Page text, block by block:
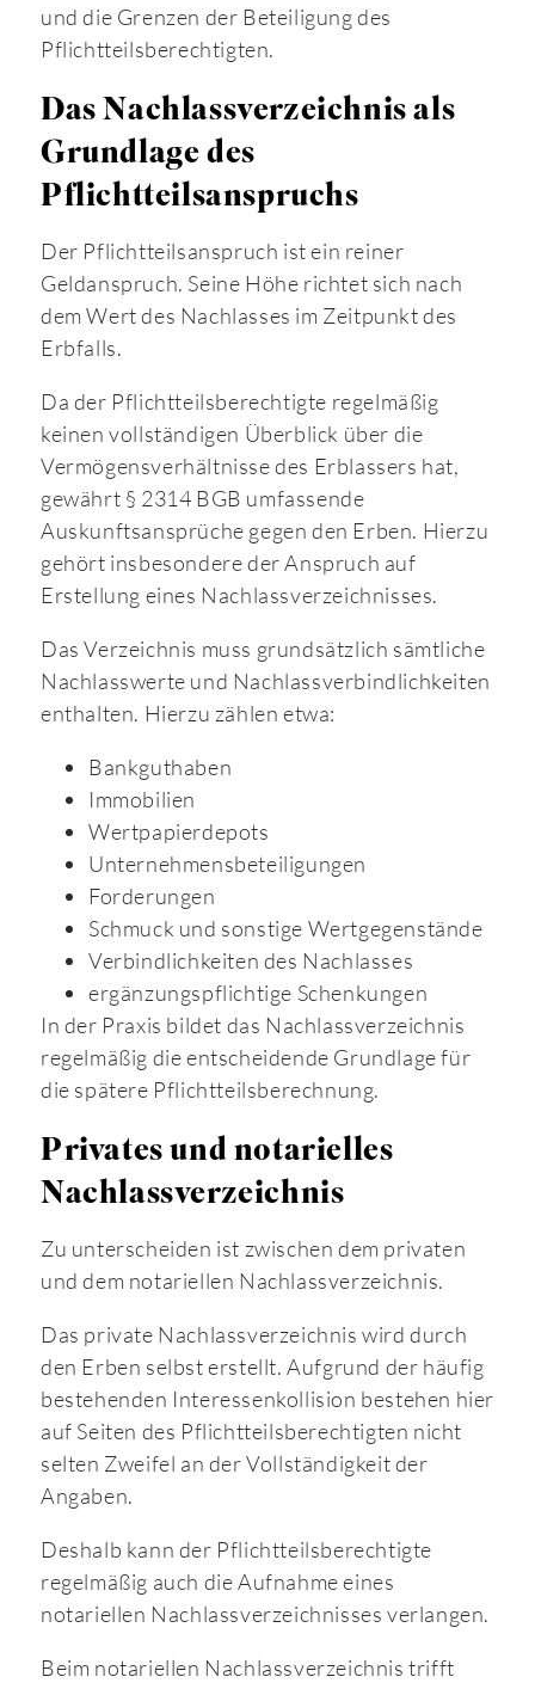
und die Grenzen der Beteiligung des
Pflichtteilsberechtigten.
Das Nachlassverzeichnis als
Grundlage des
Pflichtteilsanspruchs
Der Pflichtteilsanspruch ist ein reiner
Geldanspruch. Seine Höhe richtet sich nach
dem Wert des Nachlasses im Zeitpunkt des
Erbfalls.
Da der Pflichtteilsberechtigte regelmäßig
keinen vollständigen Überblick über die
Vermögensverhältnisse des Erblassers hat,
gewährt § 2314 BGB umfassende
Auskunftsansprüche gegen den Erben. Hierzu
gehört insbesondere der Anspruch auf
Erstellung eines Nachlassverzeichnisses.
Das Verzeichnis muss grundsätzlich sämtliche
Nachlasswerte und Nachlassverbindlichkeiten
enthalten. Hierzu zählen etwa:
Bankguthaben
Immobilien
Wertpapierdepots
Unternehmensbeteiligungen
Forderungen
Schmuck und sonstige Wertgegenstände
Verbindlichkeiten des Nachlasses
ergänzungspflichtige Schenkungen
In der Praxis bildet das Nachlassverzeichnis
regelmäßig die entscheidende Grundlage für
die spätere Pflichtteilsberechnung.
Privates und notarielles
Nachlassverzeichnis
Zu unterscheiden ist zwischen dem privaten
und dem notariellen Nachlassverzeichnis.
Das private Nachlassverzeichnis wird durch
den Erben selbst erstellt. Aufgrund der häufig
bestehenden Interessenkollision bestehen hier
auf Seiten des Pflichtteilsberechtigten nicht
selten Zweifel an der Vollständigkeit der
Angaben.
Deshalb kann der Pflichtteilsberechtigte
regelmäßig auch die Aufnahme eines
notariellen Nachlassverzeichnisses verlangen.
Beim notariellen Nachlassverzeichnis trifft